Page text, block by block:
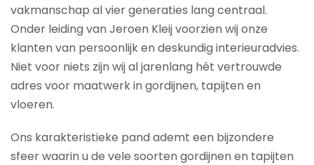
vakmanschap al vier generaties lang centraal.
Onder leiding van Jeroen Kleij voorzien wij onze
klanten van persoonlijk en deskundig interieuradvies.
Niet voor niets zijn wij al jarenlang hét vertrouwde
adres voor maatwerk in gordijnen, tapijten en
vloeren.
Ons karakteristieke pand ademt een bijzondere
sfeer waarin u de vele soorten gordijnen en tapijten